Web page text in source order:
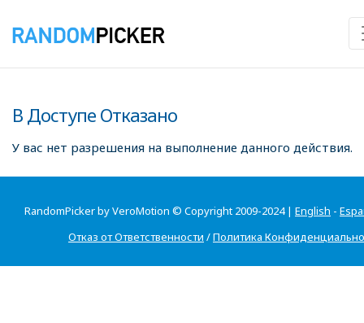
В Доступе Отказано
У вас нет разрешения на выполнение данного действия.
RandomPicker by VeroMotion © Copyright 2009-2024 | English -
Отказ от Ответственности /Политика